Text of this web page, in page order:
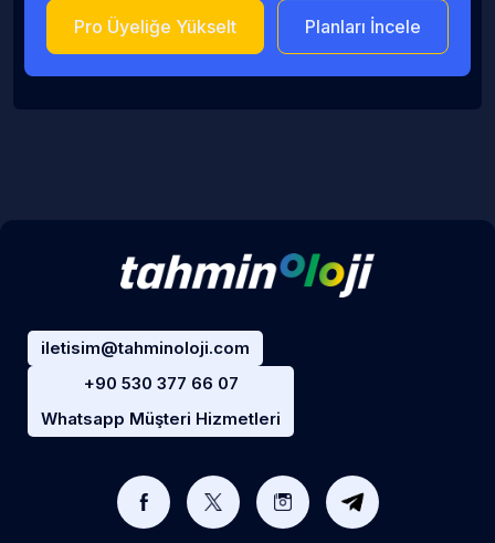
Pro Üyeliğe Yükselt Planları İncele
iletisim@tahminoloji.com
+90 530 377 66 07
Whatsapp Müşteri Hizmetleri